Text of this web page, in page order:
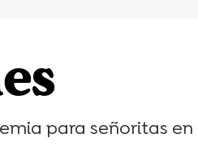
para señoritas